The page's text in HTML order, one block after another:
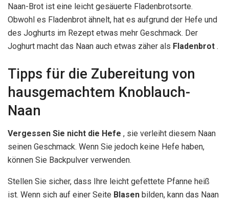
Naan-Brot ist eine leicht gesäuerte Fladenbrotsorte.
Obwohl es Fladenbrot ähnelt, hat es aufgrund der Hefe und
des Joghurts im Rezept etwas mehr Geschmack. Der
Joghurt macht das Naan auch etwas zäher als Fladenbrot .
Tipps für die Zubereitung von
hausgemachtem Knoblauch-
Naan
Vergessen Sie nicht die Hefe , sie verleiht diesem Naan
seinen Geschmack. Wenn Sie jedoch keine Hefe haben,
können Sie Backpulver verwenden.
Stellen Sie sicher, dass Ihre leicht gefettete Pfanne heiß
ist. Wenn sich auf einer Seite Blasen bilden, kann das Naan